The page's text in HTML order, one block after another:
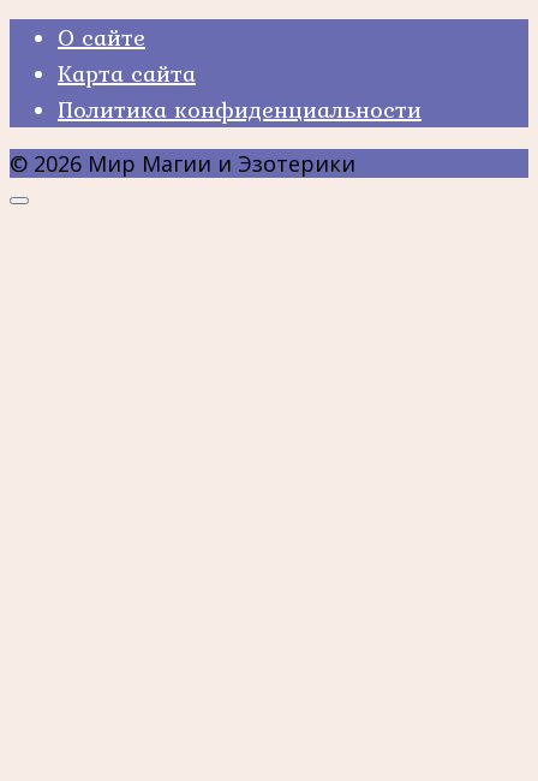
О сайте
Карта сайта
Политика конфиденциальности
© 2026 Мир Магии и Эзотерики